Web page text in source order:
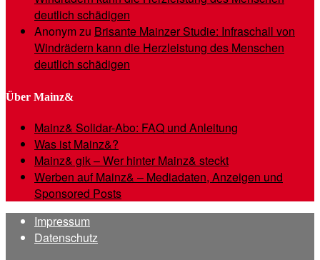
deutlich schädigen
Anonymzu Brisante Mainzer Studie: Infraschall von
Windrädern kann die Herzleistung des Menschen
deutlich schädigen
Über Mainz&
Mainz& Solidar-Abo: FAQ und Anleitung
Was ist Mainz&?
Mainz& gik – Wer hinter Mainz& steckt
Werben auf Mainz& – Mediadaten, Anzeigen und
Sponsored Posts
Impressum
Datenschutz